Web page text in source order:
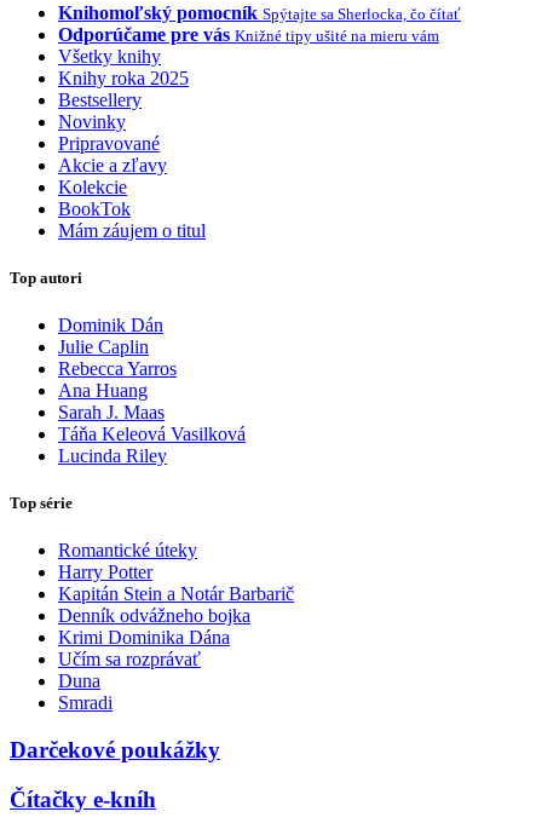
Knihomoľský pomocník Spýtajte sa Sherlocka, čo čítať
Odporúčame pre vás Knižné tipy ušité na mieru vám
Všetky knihy
Knihy roka 2025
Bestsellery
Novinky
Pripravované
Akcie a zľavy
Kolekcie
BookTok
Mám záujem o titul
Top autori
Dominik Dán
Julie Caplin
Rebecca Yarros
Ana Huang
Sarah J. Maas
Táňa Keleová Vasilková
Lucinda Riley
Top série
Romantické úteky
Harry Potter
Kapitán Stein a Notár Barbarič
Denník odvážneho bojka
Krimi Dominika Dána
Učím sa rozprávať
Duna
Smradi
Darčekové poukážky
Čítačky e-kníh